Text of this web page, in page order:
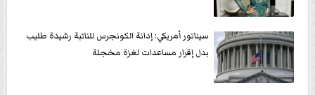
سيناتور أمريكي: إدانة الكونجرس للنائبة رشيدة طليب
بدل إقرار مساعدات لغزة مخجلة